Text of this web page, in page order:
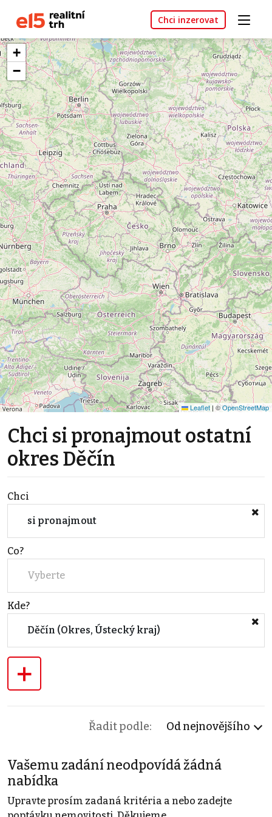
Chci inzerovat
+
−
Leaflet | ©OpenStreetMap
Chci si pronajmout ostatní
okres Děčín
Chci
si pronajmout
Co?
Vyberte
Kde?
Děčín (Okres, Ústecký kraj)
+
Řadit podle: Od nejnovějšího
Vašemu zadání neodpovídá žádná
nabídka
Upravte prosím zadaná kritéria a nebo zadejte